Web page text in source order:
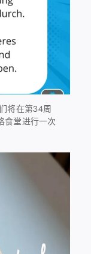
将在第34周
食堂进行一次